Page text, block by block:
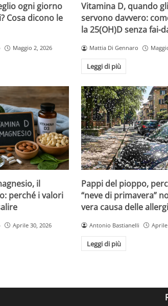
ogni giorno
Cosa dicono le
Maggio 2, 2026
Vitamina D, quando
servono davvero:
la 25(OH)D senza fai-
Mattia Di Gennaro
Leggi di più
il
perché i valori
Aprile 30, 2026
Pappi del pioppo,
“neve di primavera”
vera causa delle
Antonio Bastianelli Aprile
Leggi di più